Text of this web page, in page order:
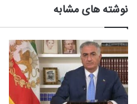
نوشته های مشابه